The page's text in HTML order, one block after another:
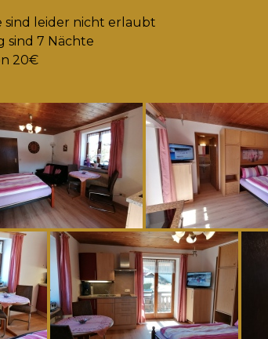
sind leider nicht erlaubt
sind 7 Nächte
20€